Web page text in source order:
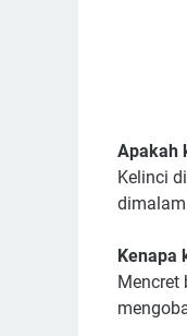
Apakah
Kelinci
Kenapa
Mencret